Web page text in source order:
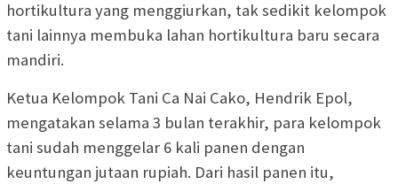
hortikultura yang menggiurkan, tak sedikit kelompok
tani lainnya membuka lahan hortikultura baru secara
mandiri.
Ketua Kelompok Tani Ca Nai Cako, Hendrik Epol,
mengatakan selama 3 bulan terakhir, para kelompok
tani sudah menggelar 6 kali panen dengan
keuntungan jutaan rupiah. Dari hasil panen itu,